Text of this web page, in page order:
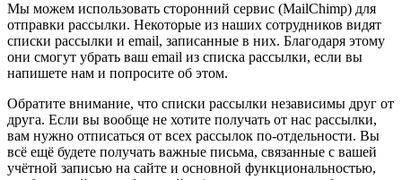
Мы можем использовать сторонний сервис (MailChimp) для
отправки рассылки. Некоторые из наших сотрудников видят
списки рассылки и email, записанные в них. Благодаря этому
они смогут убрать ваш email из списка рассылки, если вы
напишете нам и попросите об этом.
Обратите внимание, что списки рассылки независимы друг от
друга. Если вы вообще не хотите получать от нас рассылки,
вам нужно отписаться от всех рассылок по-отдельности. Вы
всё ещё будете получать важные письма, связанные с вашей
учётной записью на сайте и основной функциональностью,